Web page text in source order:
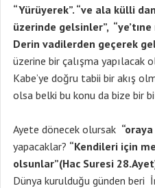
“Yürüyerek”. “ve ala külli
üzerinde gelsinler”,
Derin vadilerden geçerek
üzerine bir çalışma yapılacak
Kabe’ye doğru tabii bir akış
olsa belki bu konu da bize bir
Ayete dönecek olursak
yapacaklar? “Kendileri için
olsunlar”(Hac Suresi
Dünya kurulduğu günden beri